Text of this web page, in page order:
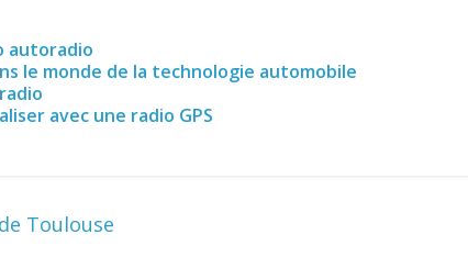
autoradio
le monde de la technologie automobile
avec une radio GPS
Toulouse